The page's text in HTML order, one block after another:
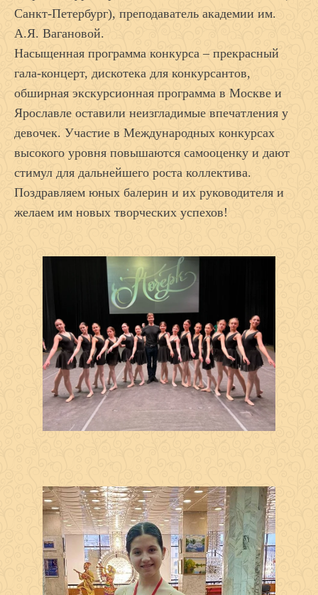
Санкт-Петербург), преподаватель академии им.
А.Я. Вагановой.
Насыщенная программа конкурса – прекрасный
гала-концерт, дискотека для конкурсантов,
обширная экскурсионная программа в Москве и
Ярославле оставили неизгладимые впечатления у
девочек. Участие в Международных конкурсах
высокого уровня повышаются самооценку и дают
стимул для дальнейшего роста коллектива.
Поздравляем юных балерин и их руководителя и
желаем им новых творческих успехов!